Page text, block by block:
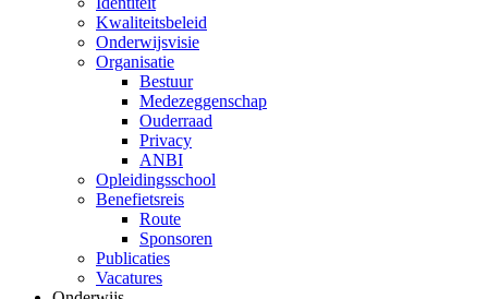
Kwaliteitsbeleid
Onderwijsvisie
Organisatie
Bestuur
Medezeggenschap
Ouderraad
Privacy
ANBI
Opleidingsschool
Benefietsreis
Route
Sponsoren
Publicaties
Vacatures